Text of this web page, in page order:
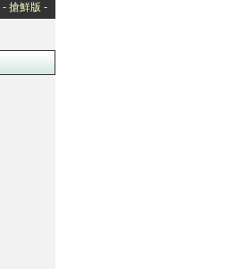
- 搶鮮版 -